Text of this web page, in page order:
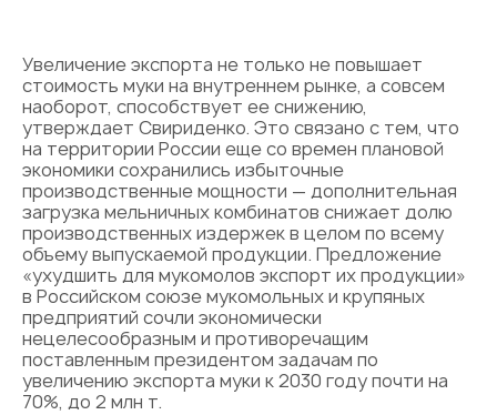
Увеличение экспорта не только не повышает
стоимость муки на внутреннем рынке, а совсем
наоборот, способствует ее снижению,
утверждает Свириденко. Это связано с тем, что
на территории России еще со времен плановой
экономики сохранились избыточные
производственные мощности — дополнительная
загрузка мельничных комбинатов снижает долю
производственных издержек в целом по всему
объему выпускаемой продукции. Предложение
«ухудшить для мукомолов экспорт их продукции»
в Российском союзе мукомольных и крупяных
предприятий сочли экономически
нецелесообразным и противоречащим
поставленным президентом задачам по
увеличению экспорта муки к 2030 году почти на
70%, до 2 млн т.